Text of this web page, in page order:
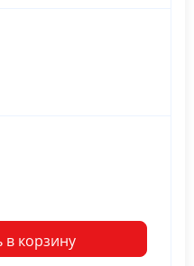
корзину